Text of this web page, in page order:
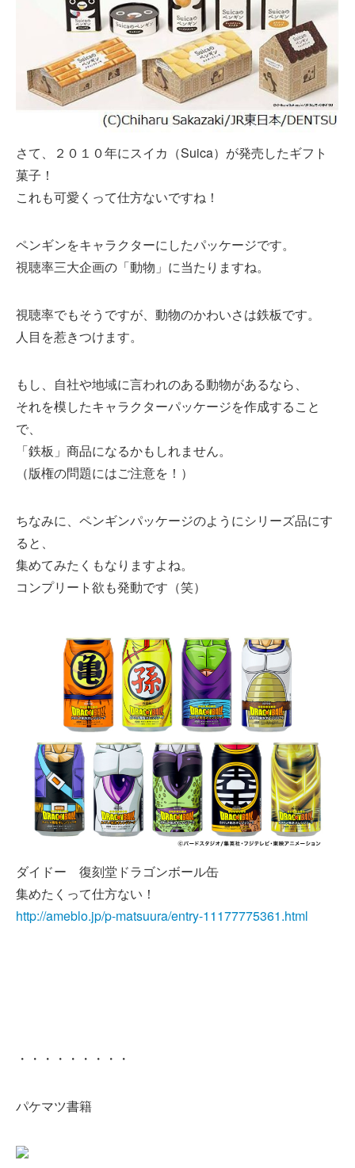
さて、２０１０年にスイカ（Suica）が発売したギフト
菓子！
これも可愛くって仕方ないですね！
ペンギンをキャラクターにしたパッケージです。
視聴率三大企画の「動物」に当たりますね。
視聴率でもそうですが、動物のかわいさは鉄板です。
人目を惹きつけます。
もし、自社や地域に言われのある動物があるなら、
それを模したキャラクターパッケージを作成すること
で、
「鉄板」商品になるかもしれません。
（版権の問題にはご注意を！）
ちなみに、ペンギンパッケージのようにシリーズ品にす
ると、
集めてみたくもなりますよね。
コンプリート欲も発動です（笑）
ダイドー 復刻堂ドラゴンボール缶
集めたくって仕方ない！
http://ameblo.jp/p-matsuura/entry-11177775361.html
・・・・・・・・・
パケマツ書籍